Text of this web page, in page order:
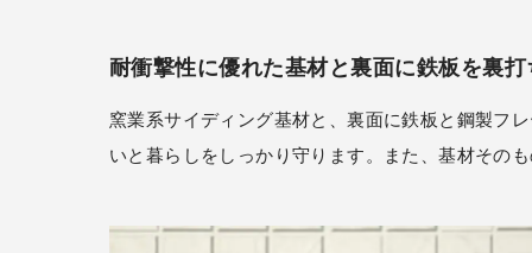
耐衝撃性に優れた基材と裏面に鉄板を裏
窯業系サイディング基材と、裏面に鉄板と鋼製フ
いと暮らしをしっかり守ります。また、基材その